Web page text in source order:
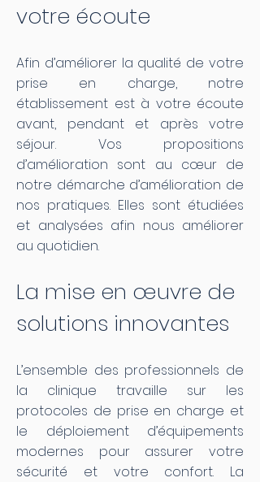
votre écoute
Afin d’améliorer la qualité de votre
prise en charge, notre
établissement est à votre écoute
avant, pendant et après votre
séjour. Vos propositions
d’amélioration sont au cœur de
notre démarche d’amélioration de
nos pratiques. Elles sont étudiées
et analysées afin nous améliorer
au quotidien.
La mise en œuvre de
solutions innovantes
L’ensemble des professionnels de
la clinique travaille sur les
protocoles de prise en charge et
le déploiement d’équipements
modernes pour assurer votre
sécurité et votre confort. La